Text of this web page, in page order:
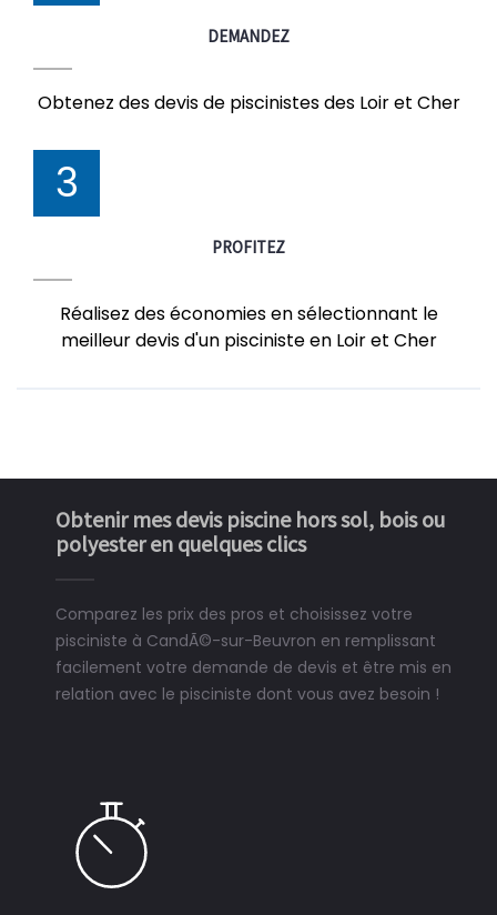
DEMANDEZ
Obtenez des devis de piscinistes des Loir et Cher
3
PROFITEZ
Réalisez des économies en sélectionnant le
meilleur devis d'un pisciniste en Loir et Cher
Obtenir mes devis piscine hors sol, bois ou
polyester en quelques clics
Comparez les prix des pros et choisissez votre
pisciniste à CandÃ©-sur-Beuvron en remplissant
facilement votre demande de devis et être mis en
relation avec le pisciniste dont vous avez besoin !